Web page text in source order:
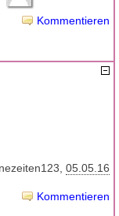
Kommentieren
05.05.16
Kommentieren